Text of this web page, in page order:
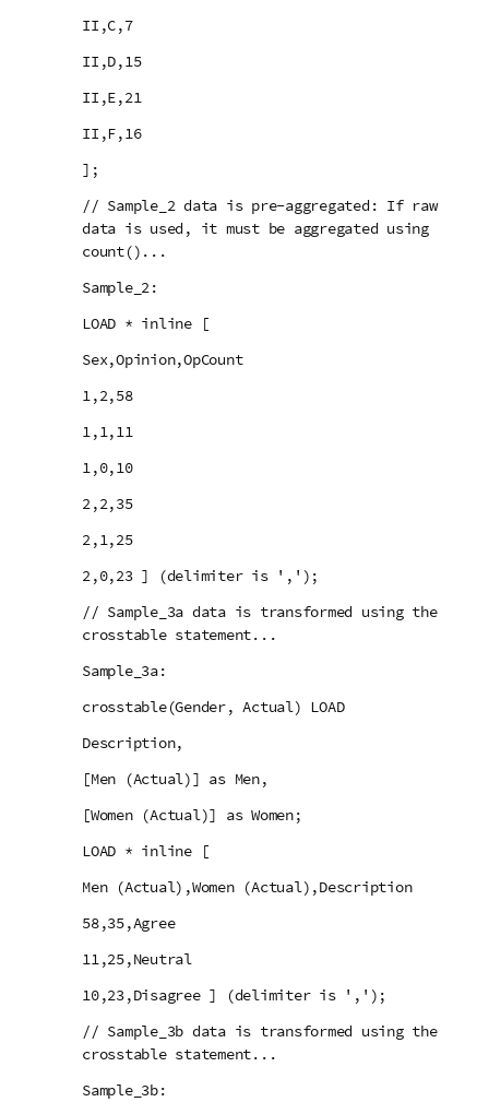
II,C,7
II,D,15
II,E,21
II,F,16
];
// Sample_2 data is pre-aggregated: If raw
data is used, it must be aggregated using
count()...
Sample_2:
LOAD * inline [
Sex,Opinion,OpCount
1,2,58
1,1,11
1,0,10
2,2,35
2,1,25
2,0,23 ] (delimiter is ',');
// Sample_3a data is transformed using the
crosstable statement...
Sample_3a:
crosstable(Gender, Actual) LOAD
Description,
[Men (Actual)] as Men,
[Women (Actual)] as Women;
LOAD * inline [
Men (Actual),Women (Actual),Description
58,35,Agree
11,25,Neutral
10,23,Disagree ] (delimiter is ',');
// Sample_3b data is transformed using the
crosstable statement...
Sample_3b: